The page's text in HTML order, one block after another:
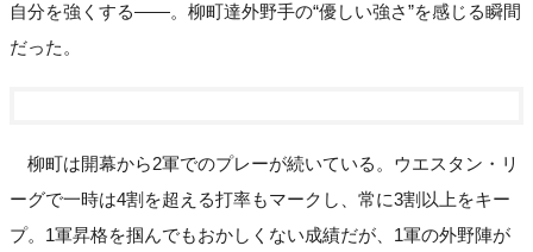
自分を強くする――。柳町達外野手の“優しい強さ”を感じる瞬間
だった。
柳町は開幕から2軍でのプレーが続いている。ウエスタン・リ
ーグで一時は4割を超える打率もマークし、常に3割以上をキー
プ。1軍昇格を掴んでもおかしくない成績だが、1軍の外野陣が